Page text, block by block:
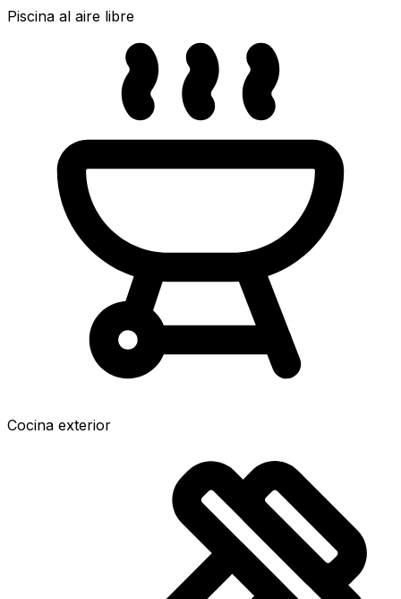
Piscina al aire libre
Cocina exterior